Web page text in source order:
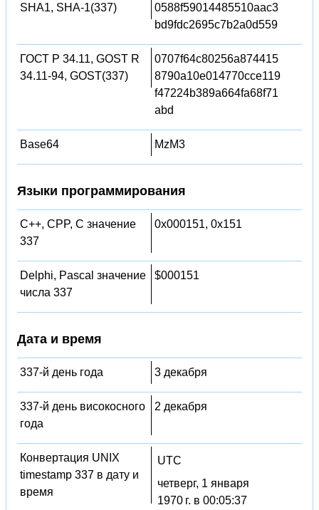
SHA1, SHA-1(337)
0588f59014485510aac3
bd9fdc2695c7b2a0d559
ГОСТ Р 34.11, GOST R
34.11-94, GOST(337)
0707f64c80256a874415
8790a10e014770cce119
f47224b389a664fa68f71
abd
Base64 MzM3
Языки программирования
C++, CPP, C значение
337
0x000151, 0x151
Delphi, Pascal значение
числа 337
$000151
Дата и время
337-й день года 3 декабря
337-й день високосного
года
2 декабря
Конвертация UNIX
timestamp 337 в дату и
время
UTC
четверг, 1 января
1970 г. в 00:05:37